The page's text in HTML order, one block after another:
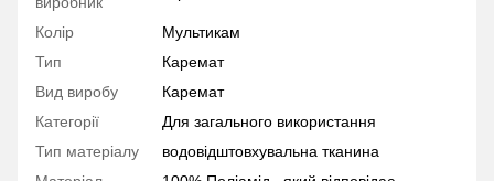
Колір
Мультикам
Тип
Каремат
Вид виробу
Каремат
Категорії
Для загального використання
Тип матеріалу
водовідштовхувальна тканина